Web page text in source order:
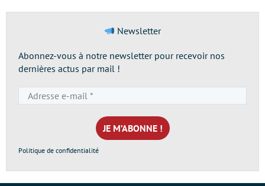
Newsletter
Abonnez-vous à notre newsletter pour recevoir nos
dernières actus par mail !
e-
mail
*
Politique de confidentialité